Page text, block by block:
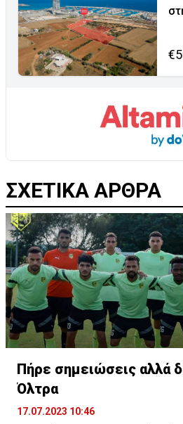
ΣΧΕΤΙΚΑ ΑΡΘΡΑ
Πήρε σημειώσεις αλλά
Όλτρα
17.07.2023 10:46